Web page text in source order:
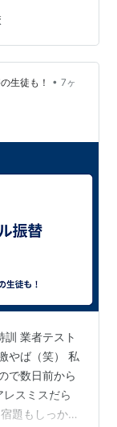
徒も！ • 7ヶ
訓 業者テスト
やば（笑） 私
で数日前から
スミスだら
題もしっかり